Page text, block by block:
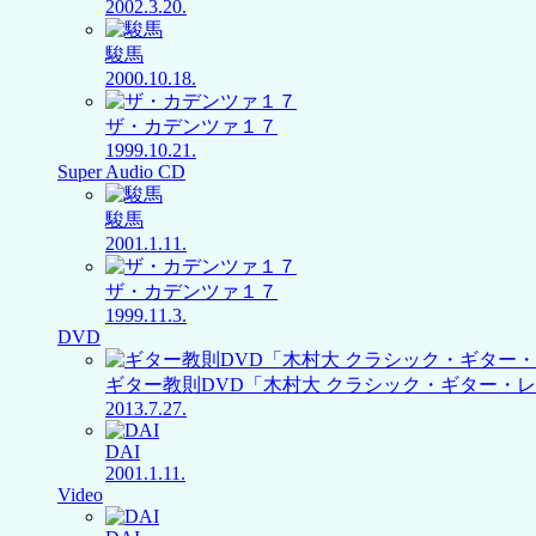
2002.3.20.
駿馬
2000.10.18.
ザ・カデンツァ１７
1999.10.21.
Super Audio CD
駿馬
2001.1.11.
ザ・カデンツァ１７
1999.11.3.
DVD
ギター教則DVD「木村大 クラシック・ギター・レ
2013.7.27.
DAI
2001.1.11.
Video